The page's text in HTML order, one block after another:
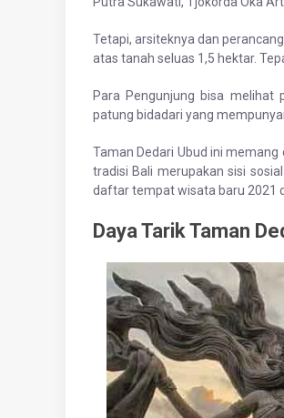
Tetapi, arsiteknya dan
atas tanah seluas 1,5 hektar.
Para Pengunjung bisa
patung bidadari yang
Taman Dedari Ubud ini
tradisi Bali merupakan sisi
daftar tempat wisata baru 2021
Daya Tarik Taman